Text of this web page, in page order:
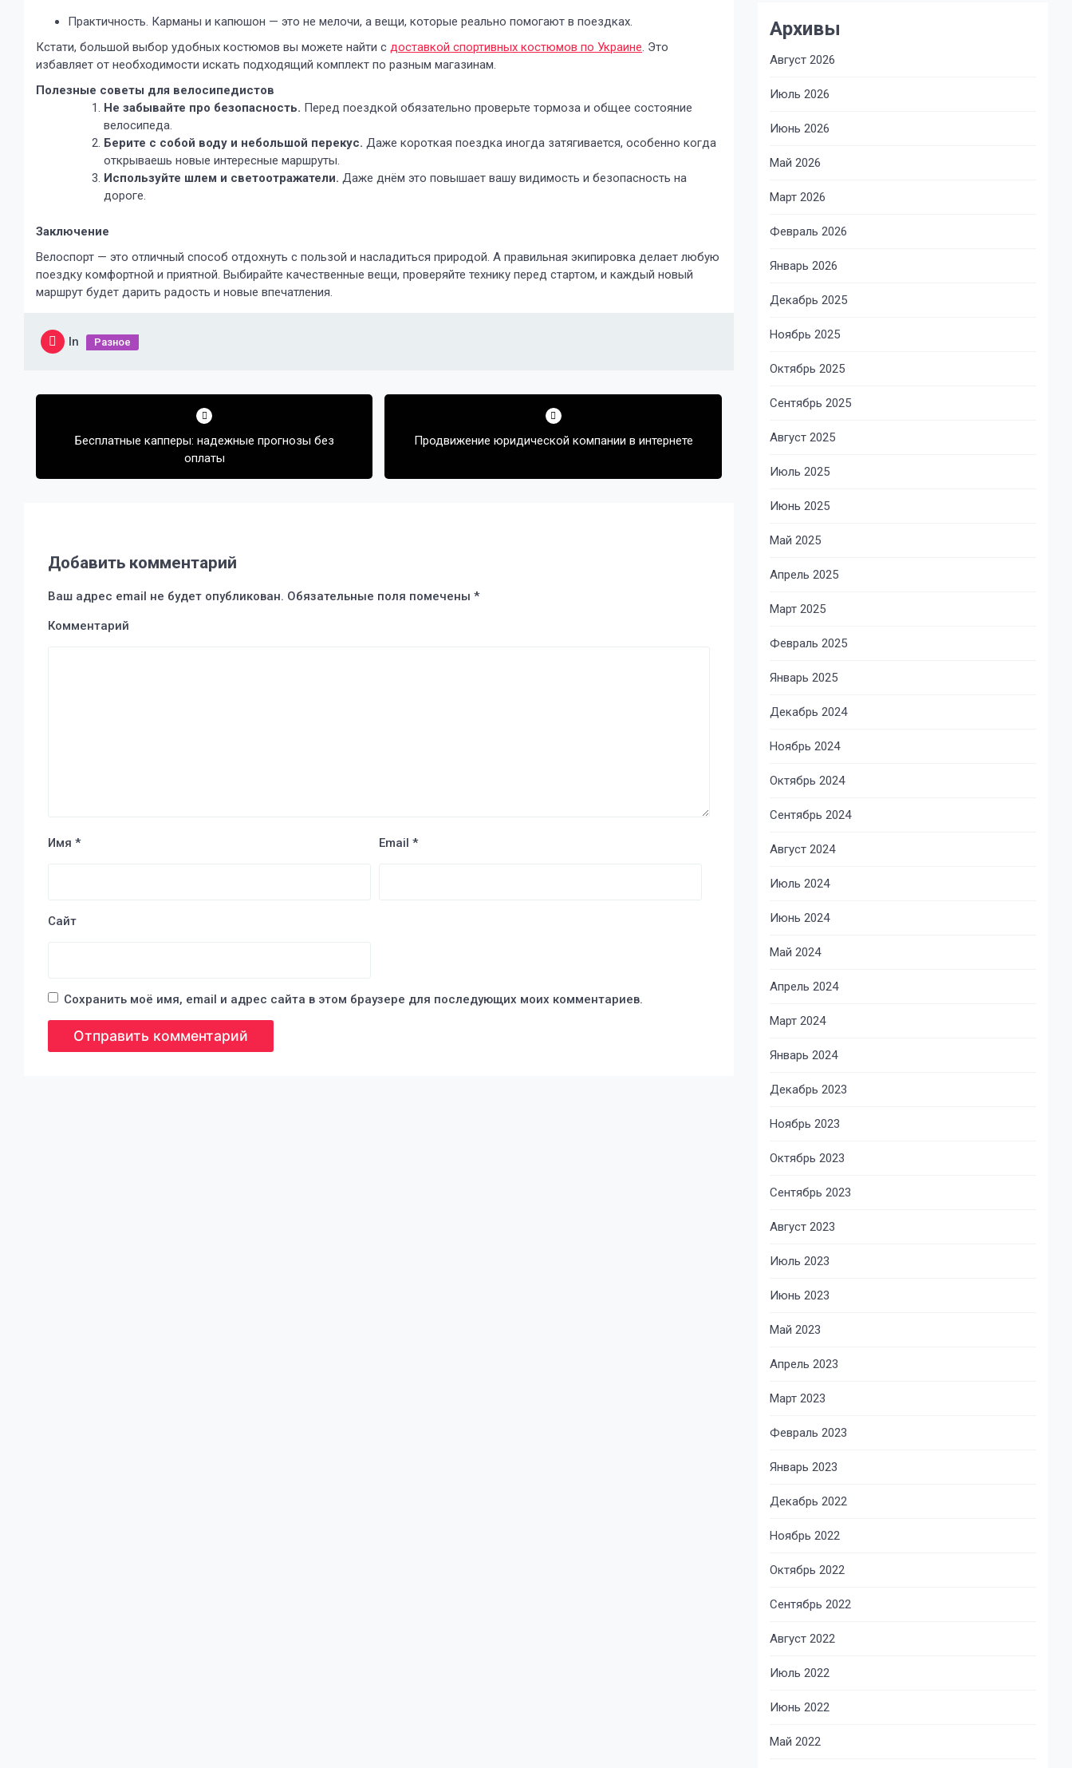
Практичность. Карманы и капюшон — это не мелочи, а вещи, которые реально помогают в поездках.
Кстати, большой выбор удобных костюмов вы можете найти с доставкой спортивных костюмов по Украине. Это
избавляет от необходимости искать подходящий комплект по разным магазинам.
Полезные советы для велосипедистов
Не забывайте про безопасность. Перед поездкой обязательно проверьте тормоза и общее состояние
велосипеда.
Берите с собой воду и небольшой перекус. Даже короткая поездка иногда затягивается, особенно когда
открываешь новые интересные маршруты.
Используйте шлем и светоотражатели. Даже днём это повышает вашу видимость и безопасность на
дороге.
Заключение
Велоспорт — это отличный способ отдохнуть с пользой и насладиться природой. А правильная экипировка делает любую
поездку комфортной и приятной. Выбирайте качественные вещи, проверяйте технику перед стартом, и каждый новый
маршрут будет дарить радость и новые впечатления.
In Разное
Навигация
записямБесплатные капперы: надежные прогнозы без
оплаты
Продвижение юридической компании в интернете
Добавить комментарий
Ваш адрес email не будет опубликован. Обязательные поля помечены *
Комментарий
Имя * Email *
Сайт
Сохранить моё имя, email и адрес сайта в этом браузере для последующих моих комментариев.
Архивы
Август 2026
Июль 2026
Июнь 2026
Май 2026
Март 2026
Февраль 2026
Январь 2026
Декабрь 2025
Ноябрь 2025
Октябрь 2025
Сентябрь 2025
Август 2025
Июль 2025
Июнь 2025
Май 2025
Апрель 2025
Март 2025
Февраль 2025
Январь 2025
Декабрь 2024
Ноябрь 2024
Октябрь 2024
Сентябрь 2024
Август 2024
Июль 2024
Июнь 2024
Май 2024
Апрель 2024
Март 2024
Январь 2024
Декабрь 2023
Ноябрь 2023
Октябрь 2023
Сентябрь 2023
Август 2023
Июль 2023
Июнь 2023
Май 2023
Апрель 2023
Март 2023
Февраль 2023
Январь 2023
Декабрь 2022
Ноябрь 2022
Октябрь 2022
Сентябрь 2022
Август 2022
Июль 2022
Июнь 2022
Май 2022